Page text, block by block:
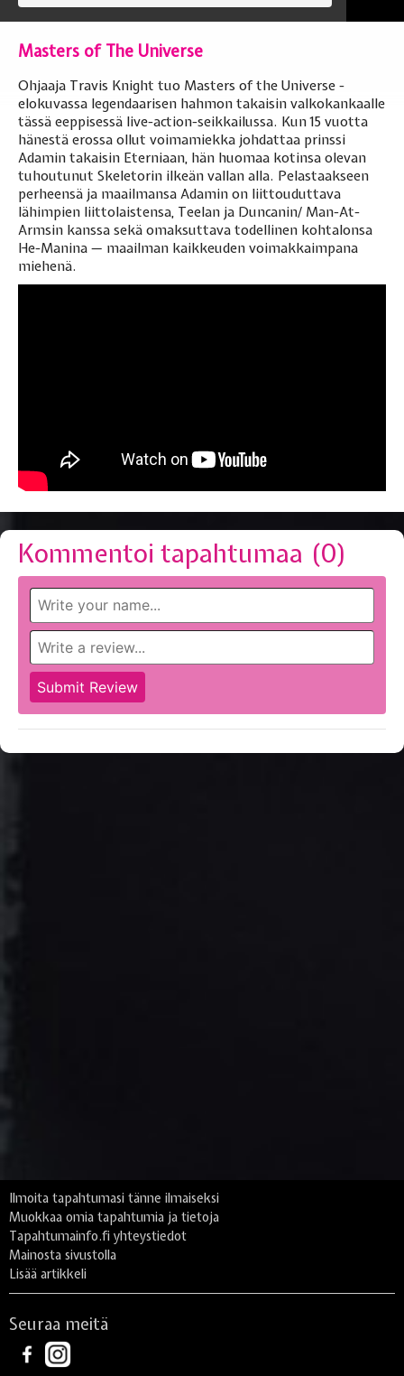
Masters of The Universe
Ohjaaja Travis Knight tuo Masters of the Universe -
elokuvassa legendaarisen hahmon takaisin valkokankaalle
tässä eeppisessä live-action-seikkailussa. Kun 15 vuotta
hänestä erossa ollut voimamiekka johdattaa prinssi
Adamin takaisin Eterniaan, hän huomaa kotinsa olevan
tuhoutunut Skeletorin ilkeän vallan alla. Pelastaakseen
perheensä ja maailmansa Adamin on liittouduttava
lähimpien liittolaistensa, Teelan ja Duncanin/ Man-At-
Armsin kanssa sekä omaksuttava todellinen kohtalonsa
He-Manina — maailman kaikkeuden voimakkaimpana
miehenä.
Kommentoi tapahtumaa (0)
Ilmoita tapahtumasi tänne ilmaiseksi
Muokkaa omia tapahtumia ja tietoja
Tapahtumainfo.fi yhteystiedot
Mainosta sivustolla
Lisää artikkeli
Seuraa meitä